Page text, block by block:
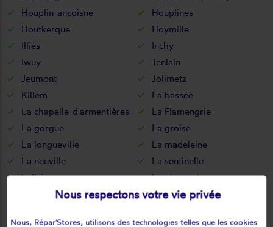
Houplin-ancoisne
Houplines
Houtkerque
Hoymille
Illies
Inchy
Iwuy
Jenlain
Jeumont
Jolimetz
Killem
La bassée
La chapelle-d'armentières
La Flamengrie
La gorgue
La groise
La longueville
La madeleine
La neuville
La sentinelle
Lallaing
Lambersart
Lambres-lez-douai
Landas
Nous respectons votre vie privée
Nous, Répar'Stores, utilisons des technologies telles que les cookies